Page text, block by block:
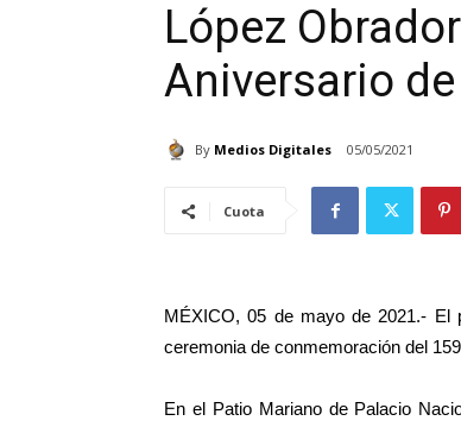
López
Aniversario
By Medios Digitales 05/05/2021
Cuota
MÉXICO, 05 de mayo de 2021.- El
ceremonia de conmemoración del
En el Patio Mariano de Palacio